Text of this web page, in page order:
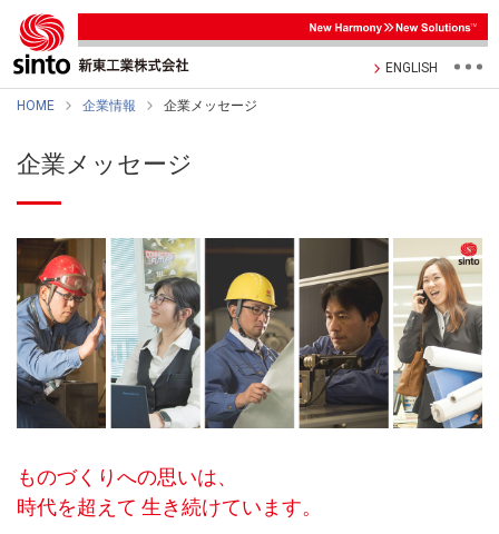
ENGLISH
HOME 企業情報 企業メッセージ
企業メッセージ
ものづくりへの思いは、
時代を超えて 生き続けています。